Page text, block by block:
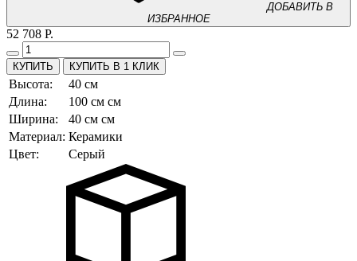
ДОБАВИТЬ В
ИЗБРАННОЕ
52 708 Р.
КУПИТЬ В 1 КЛИК
Высота:
40 см
Длина:
100 см см
Ширина:
40 см см
Материал: Керамики
Цвет:
Серый